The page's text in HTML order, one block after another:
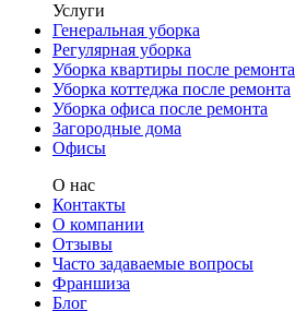
Услуги
Генеральная уборка
Регулярная уборка
Уборка квартиры после ремонта
Уборка коттеджа после ремонта
Уборка офиса после ремонта
Загородные дома
Офисы
О нас
Контакты
О компании
Отзывы
Часто задаваемые вопросы
Франшиза
Блог